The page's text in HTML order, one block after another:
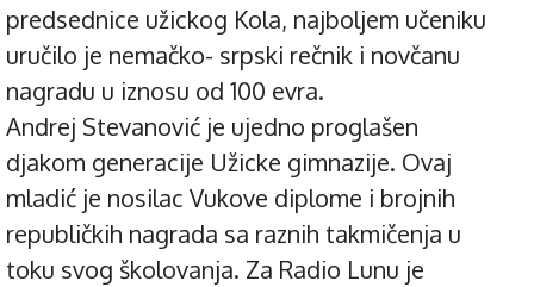
predsednice užickog Kola, najboljem učeniku
uručilo je nemačko- srpski rečnik i novčanu
nagradu u iznosu od 100 evra.
Andrej Stevanović je ujedno proglašen
djakom generacije Užicke gimnazije. Ovaj
mladić je nosilac Vukove diplome i brojnih
republičkih nagrada sa raznih takmičenja u
toku svog školovanja. Za Radio Lunu je